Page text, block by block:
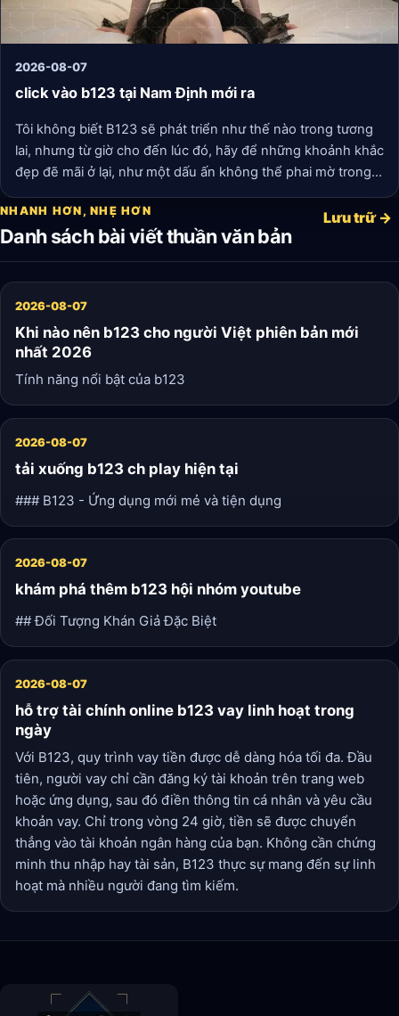
2026-08-07
click vào b123 tại Nam Định mới ra
Tôi không biết B123 sẽ phát triển như thế nào trong tương
lai, nhưng từ giờ cho đến lúc đó, hãy để những khoảnh khắc
đẹp đẽ mãi ở lại, như một dấu ấn không thể phai mờ trong
cuộc đời mỗi người trẻ.
NHANH HƠN, NHẸ HƠN
Danh sách bài viết thuần văn bản
Lưu trữ →
2026-08-07
Khi nào nên b123 cho người Việt phiên bản mới
nhất 2026
Tính năng nổi bật của b123
2026-08-07
tải xuống b123 ch play hiện tại
### B123 - Ứng dụng mới mẻ và tiện dụng
2026-08-07
khám phá thêm b123 hội nhóm youtube
## Đối Tượng Khán Giả Đặc Biệt
2026-08-07
hỗ trợ tài chính online b123 vay linh hoạt trong
ngày
Với B123, quy trình vay tiền được dễ dàng hóa tối đa. Đầu
tiên, người vay chỉ cần đăng ký tài khoản trên trang web
hoặc ứng dụng, sau đó điền thông tin cá nhân và yêu cầu
khoản vay. Chỉ trong vòng 24 giờ, tiền sẽ được chuyển
thẳng vào tài khoản ngân hàng của bạn. Không cần chứng
minh thu nhập hay tài sản, B123 thực sự mang đến sự linh
hoạt mà nhiều người đang tìm kiếm.